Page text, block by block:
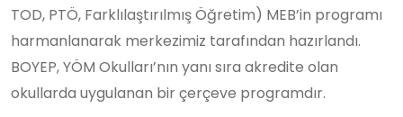
TOD, PTÖ, Farklılaştırılmış Öğretim) MEB’in programı
harmanlanarak merkezimiz tarafından hazırlandı.
BOYEP, YÖM Okulları’nın yanı sıra akredite olan
okullarda uygulanan bir çerçeve programdır.